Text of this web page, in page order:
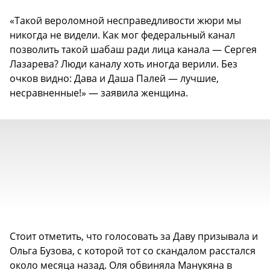
«Такой вероломной несправедливости жюри мы
никогда не видели. Как мог федеральный канал
позволить такой шабаш ради лица канала — Сергея
Лазарева? Люди каналу хоть иногда верили. Без
очков видно: Дава и Даша Палей — лучшие,
несравненные!» — заявила женщина.
Стоит отметить, что голосовать за Даву призывала и
Ольга Бузова, с которой тот со скандалом расстался
около месяца назад. Оля обвиняла Манукяна в